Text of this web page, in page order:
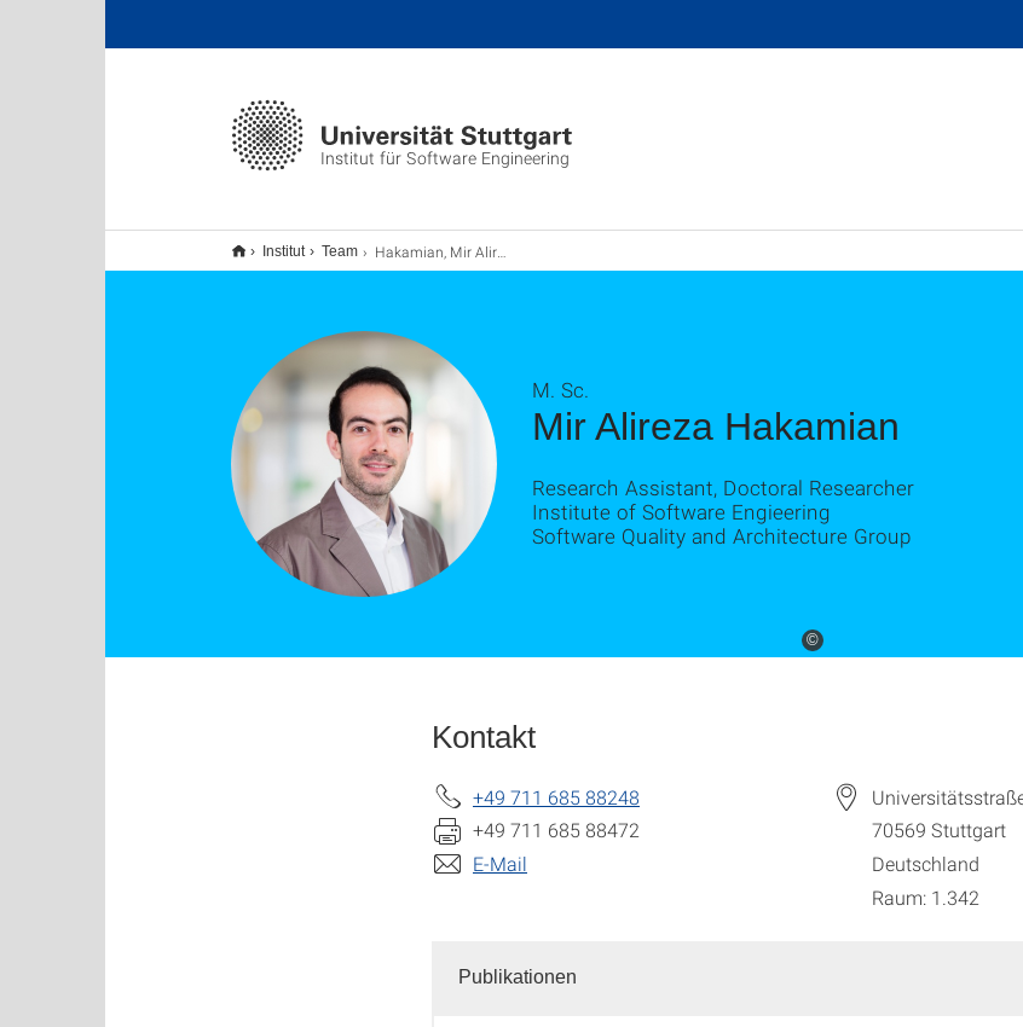
Institut für Software Engineering
Institut Team Hakamian, Mir Alireza
©
Mir Alireza Hakamian
M. Sc.
Research Assistant, Doctoral Researcher
Institute of Software Engieering
Software Quality and Architecture Group
Kontakt
+49 711 685 88248
+49 711 685 88472
E-Mail
70569 Stuttgart
Deutschland
Raum: 1.342
Publikationen